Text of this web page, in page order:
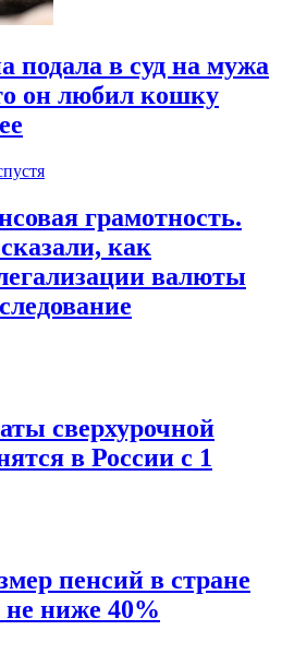
подала в суд на мужа
он любил кошку
грамотность.
как
валюты
сверхурочной
в России с 1
пенсий в стране
ниже 40%